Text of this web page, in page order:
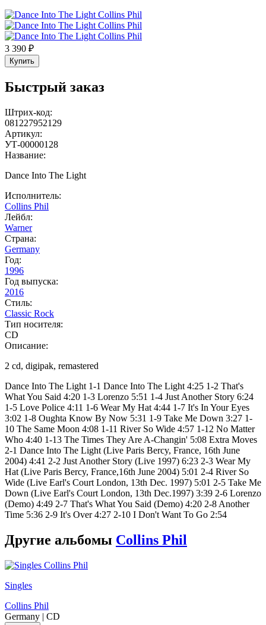
3 390 ₽
Купить
Быстрый заказ
Штрих-код:
081227952129
Артикул:
УТ-00000128
Название:
Dance Into The Light
Исполнитель:
Collins Phil
Лейбл:
Warner
Страна:
Germany
Год:
1996
Год выпуска:
2016
Стиль:
Classic Rock
Тип носителя:
CD
Описание:
2 cd, digipak, remastered
Dance Into The Light 1-1 Dance Into The Light 4:25 1-2 That's
What You Said 4:20 1-3 Lorenzo 5:51 1-4 Just Another Story 6:24
1-5 Love Police 4:11 1-6 Wear My Hat 4:44 1-7 It's In Your Eyes
3:02 1-8 Oughta Know By Now 5:31 1-9 Take Me Down 3:27 1-
10 The Same Moon 4:08 1-11 River So Wide 4:57 1-12 No Matter
Who 4:40 1-13 The Times They Are A-Changin' 5:08 Extra Moves
2-1 Dance Into The Light (Live Paris Bercy, France, 16th June
2004) 4:41 2-2 Just Another Story (Live 1997) 6:23 2-3 Wear My
Hat (Live Paris Bercy, France,16th June 2004) 5:01 2-4 River So
Wide (Live Earl's Court London, 13th Dec. 1997) 5:01 2-5 Take Me
Down (Live Earl's Court London, 13th Dec.1997) 3:39 2-6 Lorenzo
(Demo) 4:49 2-7 That's What You Said (Demo) 4:20 2-8 Another
Time 5:36 2-9 It's Over 4:27 2-10 I Don't Want To Go 2:54
Другие альбомы Collins Phil
Singles
Collins Phil
Germany | CD